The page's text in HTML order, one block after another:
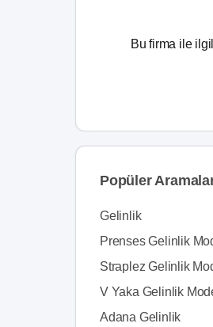
Bu firma ile
Popüler
Gelinlik
Prenses Gelinlik
Straplez Gelinlik
V Yaka Gelinlik
Adana Gelinlik